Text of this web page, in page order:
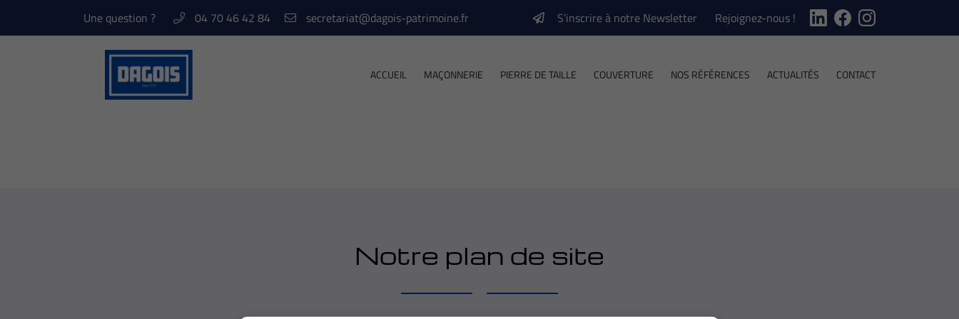
Une question ? 04 70 46 42 84 S’inscrire à notre Newsletter Rejoignez-nous !
ACCUEIL MAÇONNERIE PIERRE DE TAILLE COUVERTURE NOS RÉFÉRENCES ACTUALITÉS CONTACT
10 Rue Denis Papin
Notre plan de site